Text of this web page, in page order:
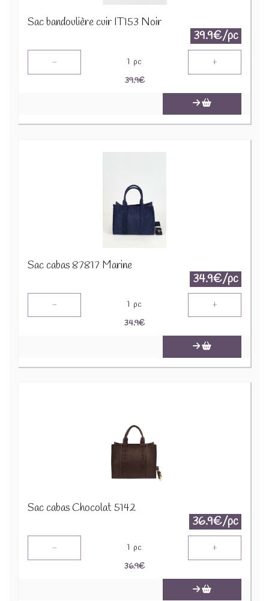
Sac bandoulière cuir IT153 Noir
39.9€/pc
- 1 pc +
39.9€
Sac cabas 87817 Marine
34.9€/pc
- 1 pc +
34.9€
Sac cabas Chocolat 5142
36.9€/pc
- 1 pc +
36.9€